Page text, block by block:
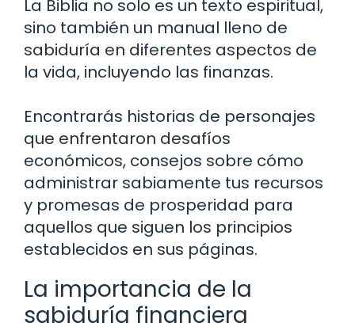
La Biblia no solo es un texto espiritual,
sino también un manual lleno de
sabiduría en diferentes aspectos de
la vida, incluyendo las finanzas.
Encontrarás historias de personajes
que enfrentaron desafíos
económicos, consejos sobre cómo
administrar sabiamente tus recursos
y promesas de prosperidad para
aquellos que siguen los principios
establecidos en sus páginas.
La importancia de la
sabiduría financiera